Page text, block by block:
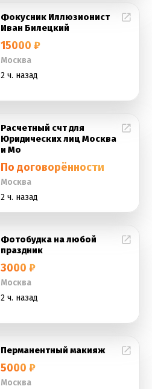
Фокусник Иллюзионист
Иван Билецкий
15000 ₽
Москва
2 ч. назад
Расчетный счт для
Юридических лиц Москва
и Мо
По договорённости
Москва
2 ч. назад
Фотобудка на любой
праздник
3000 ₽
Москва
2 ч. назад
Перманентный макияж
5000 ₽
Москва